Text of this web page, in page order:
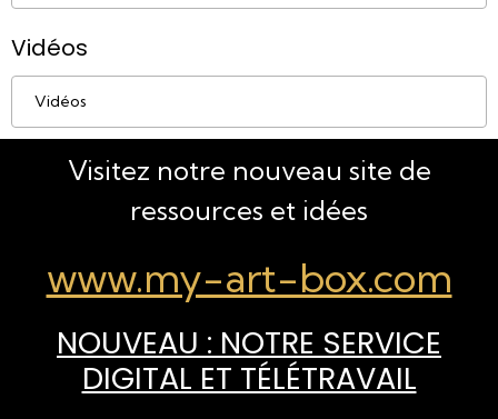
Vidéos
Vidéos
Visitez notre nouveau site de
ressources et idées
www.my-art-box.com
NOUVEAU : NOTRE SERVICE
DIGITAL ET TÉLÉTRAVAIL